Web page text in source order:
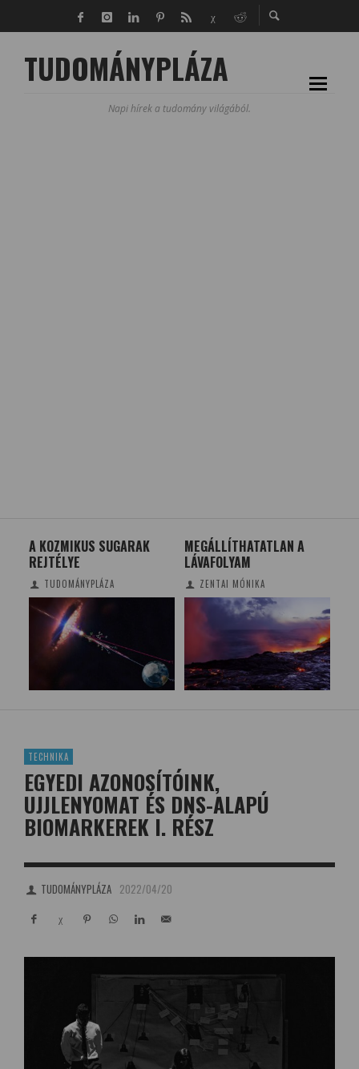
TUDOMÁNYPLÁZA
Napi hírek a tudomány világából.
A KOZMIKUS SUGARAK
REJTÉLYE
TUDOMÁNYPLÁZA
MEGÁLLÍTHATATLAN A
LÁVAFOLYAM
ZENTAI MÓNIKA
TECHNIKA
EGYEDI AZONOSÍTÓINK,
UJJLENYOMAT ÉS DNS-ALAPÚ
BIOMARKEREK I. RÉSZ
TUDOMÁNYPLÁZA 2022/04/20